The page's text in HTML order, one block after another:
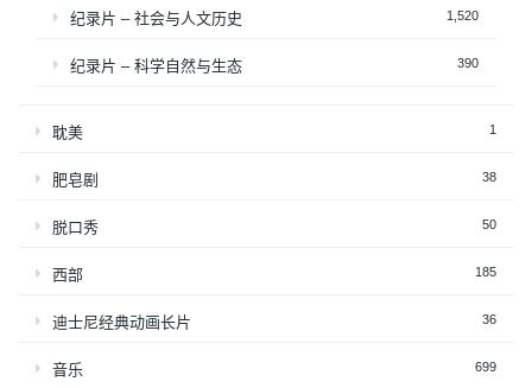
纪录片 – 社会与人文历史 1,520
纪录片 – 科学自然与生态 390
耽美 1
肥皂剧 38
脱口秀 50
西部 185
迪士尼经典动画长片 36
音乐 699